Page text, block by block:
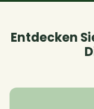
Entdecken